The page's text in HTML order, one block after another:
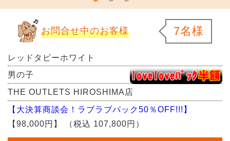
お問合せ中のお客様 7名様
レッドタビーホワイト
男の子
THE OUTLETS HIROSHIMA店
【大決算商談会！ラブラブパック50％OFF!!!】
【98,000円】
（税込 107,800円）